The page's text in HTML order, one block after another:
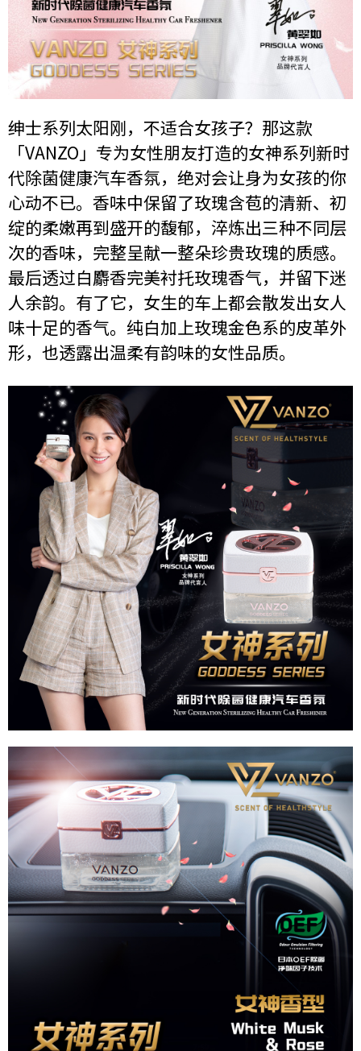
绅士系列太阳刚，不适合女孩子？那这款
「VANZO」专为女性朋友打造的女神系列新时
代除菌健康汽车香氛，绝对会让身为女孩的你
心动不已。香味中保留了玫瑰含苞的清新、初
绽的柔嫩再到盛开的馥郁，淬炼出三种不同层
次的香味，完整呈献一整朵珍贵玫瑰的质感。
最后透过白麝香完美衬托玫瑰香气，并留下迷
人余韵。有了它，女生的车上都会散发出女人
味十足的香气。纯白加上玫瑰金色系的皮革外
形，也透露出温柔有韵味的女性品质。